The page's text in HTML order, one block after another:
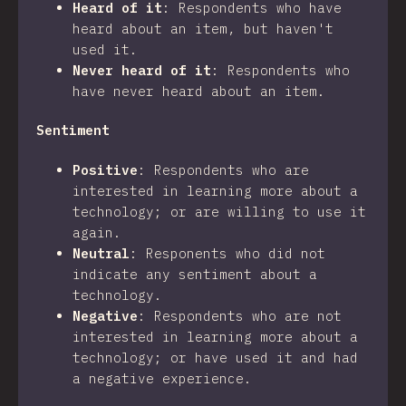
Heard of it : Respondents who have
heard about an item, but haven't
used it.
Never heard of it : Respondents who
have never heard about an item.
Sentiment
Positive : Respondents who are
interested in learning more about a
technology; or are willing to use it
again.
Neutral : Responents who did not
indicate any sentiment about a
technology.
Negative : Respondents who are not
interested in learning more about a
technology; or have used it and had
a negative experience.